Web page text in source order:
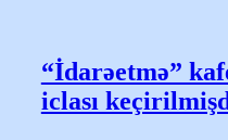
“İdarəetmə”
iclası